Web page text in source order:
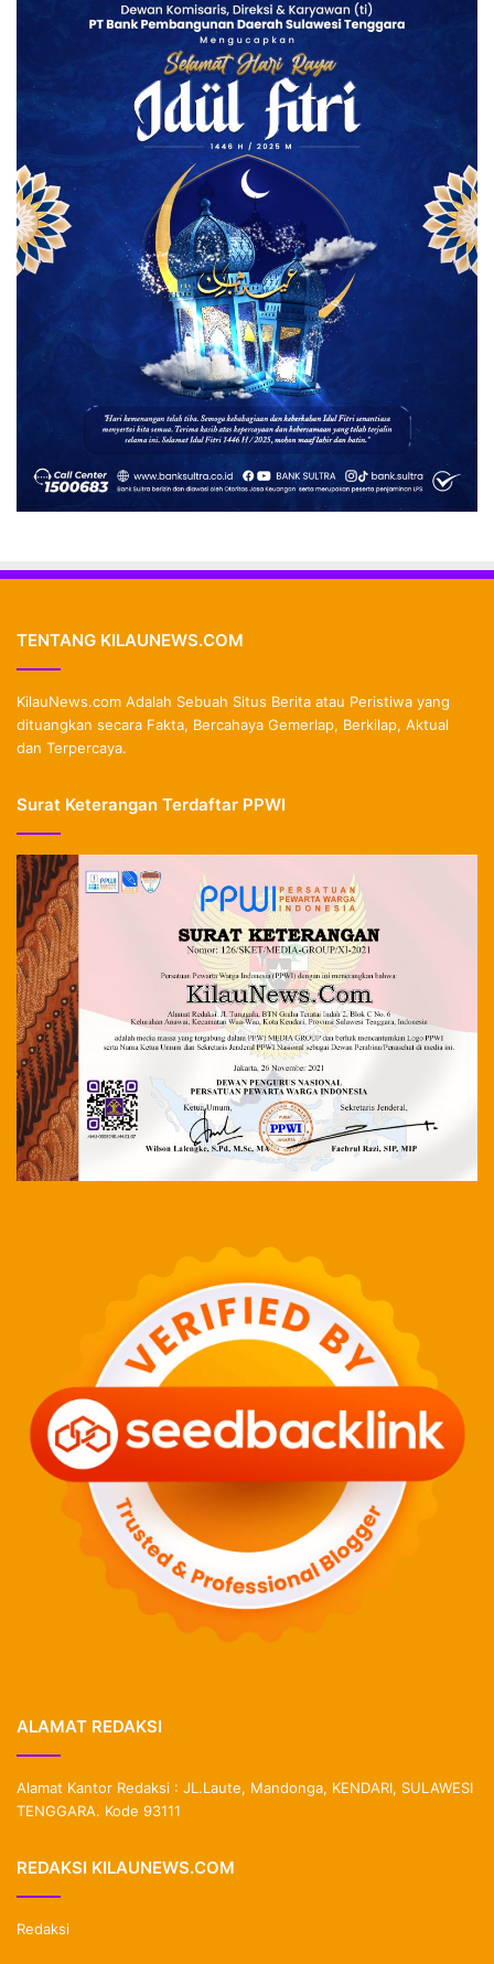
TENTANG KILAUNEWS.COM
KilauNews.com Adalah Sebuah Situs Berita atau Peristiwa yang
dituangkan secara Fakta, Bercahaya Gemerlap, Berkilap, Aktual
dan Terpercaya.
Surat Keterangan Terdaftar PPWI
ALAMAT REDAKSI
Alamat Kantor Redaksi : JL.Laute, Mandonga, KENDARI, SULAWESI
TENGGARA. Kode 93111
REDAKSI KILAUNEWS.COM
Redaksi